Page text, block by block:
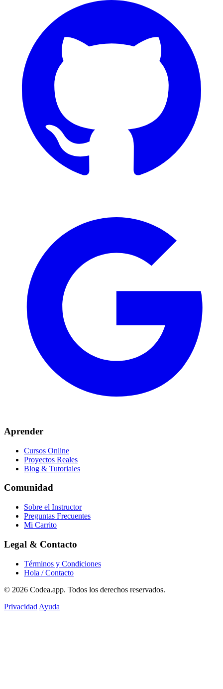
Aprender
Cursos Online
Proyectos Reales
Blog & Tutoriales
Comunidad
Sobre el Instructor
Preguntas Frecuentes
Mi Carrito
Legal & Contacto
Términos y Condiciones
Hola / Contacto
© 2026 Codea.app. Todos los derechos reservados.
Privacidad Ayuda